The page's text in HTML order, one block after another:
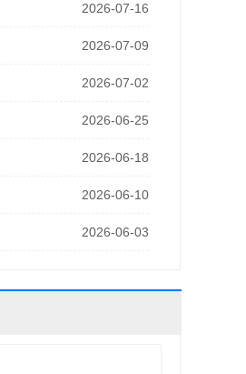
2026-07-16
2026-07-09
2026-07-02
2026-06-25
2026-06-18
2026-06-10
2026-06-03